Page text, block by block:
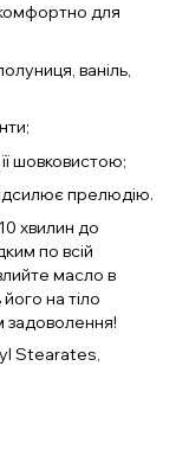
для
ваніль,
шовковистою;
прелюдію.
хвилин до
по всій
масло в
на тіло
Stearates,